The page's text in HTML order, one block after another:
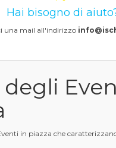
Hai bisogno di
una mail all'indirizzo
degli
in piazza che